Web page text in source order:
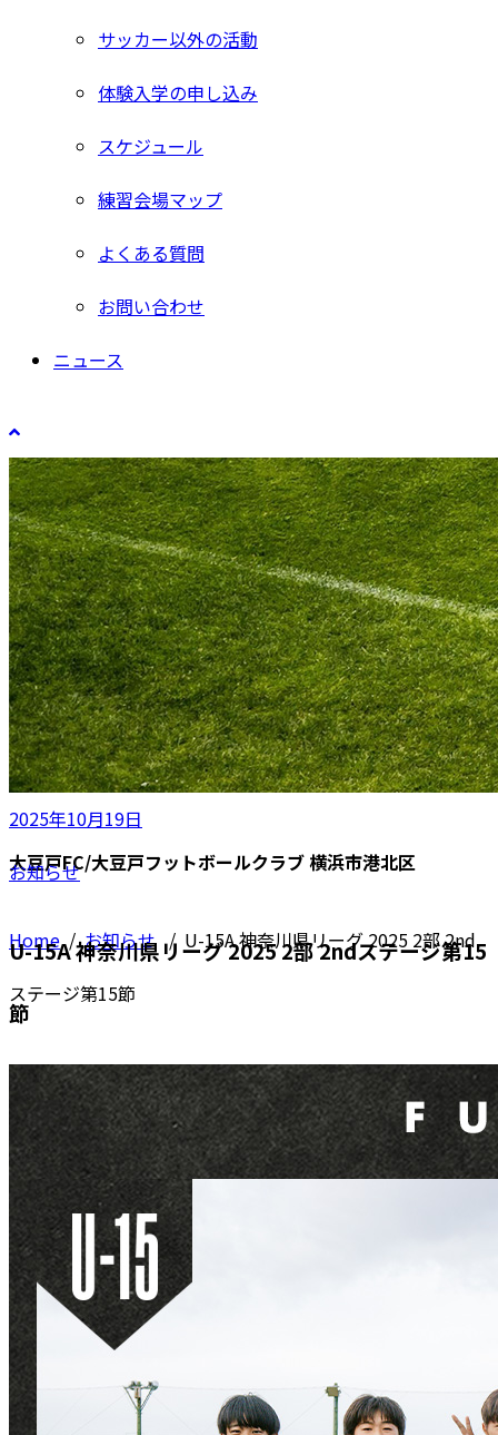
サッカー以外の活動
体験入学の申し込み
スケジュール
練習会場マップ
よくある質問
お問い合わせ
ニュース
大豆戸FC/大豆戸フットボールクラブ 横浜市港北区
Home/お知らせ / U-15A 神奈川県リーグ 2025 2部 2nd
ステージ第15節
2025年10月19日
お知らせ
U-15A 神奈川県リーグ 2025 2部 2ndステージ第15
節